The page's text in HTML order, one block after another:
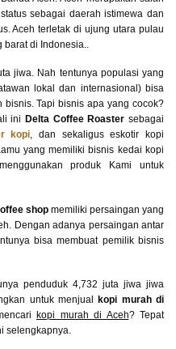
sebagai daerah istimewa dan
Aceh terletak di ujung utara pulau
barat di Indonesia..
jiwa. Nah tentunya populasi yang
lokal dan internasional) bisa
bisnis. Tapi bisnis apa yang cocok?
ini Delta Coffee Roaster sebagai
kopi, dan sekaligus eskotir kopi
yang memiliki bisnis kedai kopi
produk Kami untuk
shop memiliki persaingan yang
Dengan adanya persaingan antar
bisa membuat pemilik bisnis
penduduk 4,732 juta jiwa jiwa
untuk menjualkopi murah di
kopi murah di Aceh? Tepat
selengkapnya.